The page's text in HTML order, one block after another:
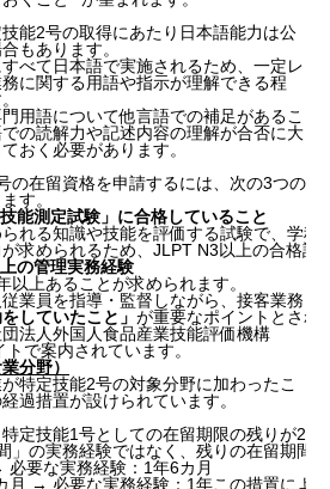
能2号の取得にあたり日本語能力は公
もあります。
べて日本語で実施されるため、一定レ
に関する用語や指示が理解できる程
用語について他言語での補足があるこ
の読解力や記述内容の理解が合否に大
おく必要があります。
の在留資格を申請するには、次の3つの
す。
能測定試験」に合格していること
れる知識や技能を評価する試験で、学
求められるため、JLPT N3以上の合格
の管理実務経験
以上あることが求められます。
業員を指導・監督しながら、接客業務
していたこと」 が重要なポイントとされ
団法人外国人食品産業技能評価機構
で案内されています。
分野）
特定技能2号の対象分野に加わったこ
過措置が設けられています。
定技能1号としての在留期限の残りが2
」の実務経験ではなく、残りの在留期間
要な実務経験：1年6カ月
月 → 必要な実務経験：1年この措置によ